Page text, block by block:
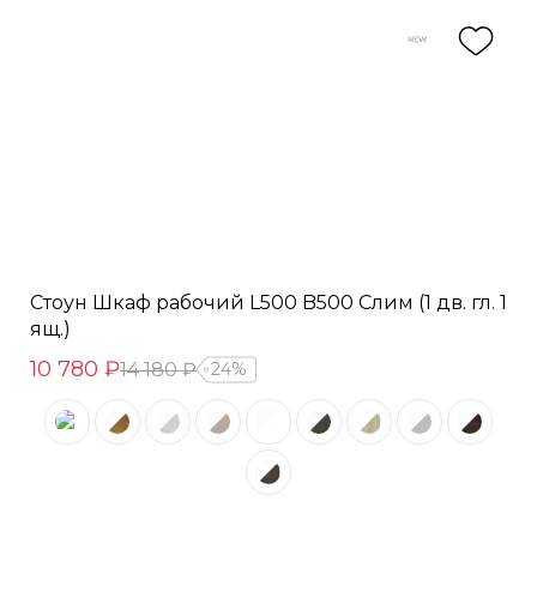
Стоун Шкаф рабочий L500 B500 Слим (1 дв. гл. 1
ящ.)
10 780 ₽14 180 ₽ 24%